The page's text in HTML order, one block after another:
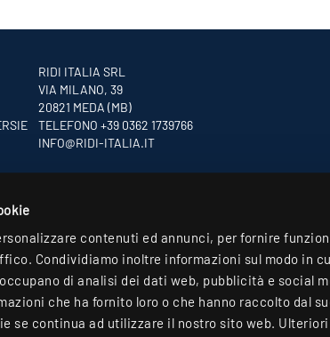
contenuti ed annunci, per fornire
Condividiamo inoltre informazioni sul modo in
di analisi dei dati web, pubblicità e social
che ha fornito loro o che hanno raccolto dal
se continua ad utilizzare il nostro sito web.
RIDI ITALIA SRL
VIA MILANO, 39
20821 MEDA (MB)
TELEFONO +39 0362 1739766
INFO@RIDI-ITALIA.IT